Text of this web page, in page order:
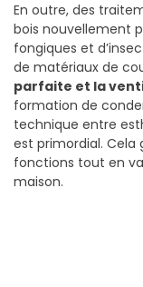
En outre, des
bois nouvellement
fongiques et
de matériaux de
parfaite et la
formation de
technique entre
est primordial.
fonctions tout en
maison.